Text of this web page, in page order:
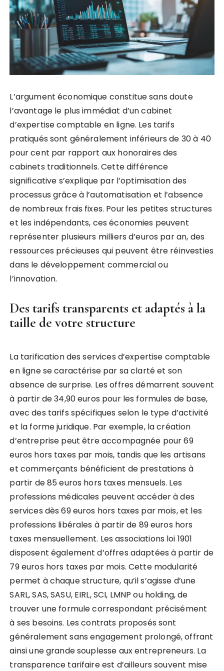
L’argument économique constitue sans doute
l’avantage le plus immédiat d’un cabinet
d’expertise comptable en ligne. Les tarifs
pratiqués sont généralement inférieurs de 30 à 40
pour cent par rapport aux honoraires des
cabinets traditionnels. Cette différence
significative s’explique par l’optimisation des
processus grâce à l’automatisation et l’absence
de nombreux frais fixes. Pour les petites structures
et les indépendants, ces économies peuvent
représenter plusieurs milliers d’euros par an, des
ressources précieuses qui peuvent être réinvesties
dans le développement commercial ou
l’innovation.
Des tarifs transparents et adaptés à la
taille de votre structure
La tarification des services d’expertise comptable
en ligne se caractérise par sa clarté et son
absence de surprise. Les offres démarrent souvent
à partir de 34,90 euros pour les formules de base,
avec des tarifs spécifiques selon le type d’activité
et la forme juridique. Par exemple, la création
d’entreprise peut être accompagnée pour 69
euros hors taxes par mois, tandis que les artisans
et commerçants bénéficient de prestations à
partir de 85 euros hors taxes mensuels. Les
professions médicales peuvent accéder à des
services dès 69 euros hors taxes par mois, et les
professions libérales à partir de 89 euros hors
taxes mensuellement. Les associations loi 1901
disposent également d’offres adaptées à partir de
79 euros hors taxes par mois. Cette modularité
permet à chaque structure, qu’il s’agisse d’une
SARL, SAS, SASU, EIRL, SCI, LMNP ou holding, de
trouver une formule correspondant précisément
à ses besoins. Les contrats proposés sont
généralement sans engagement prolongé, offrant
ainsi une grande souplesse aux entrepreneurs. La
transparence tarifaire est d’ailleurs souvent mise